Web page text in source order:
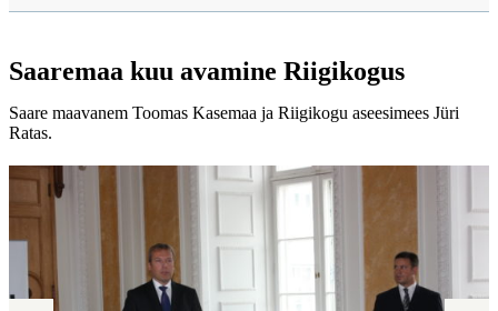
Saaremaa kuu avamine Riigikogus
Saare maavanem Toomas Kasemaa ja Riigikogu aseesimees Jüri
Ratas.